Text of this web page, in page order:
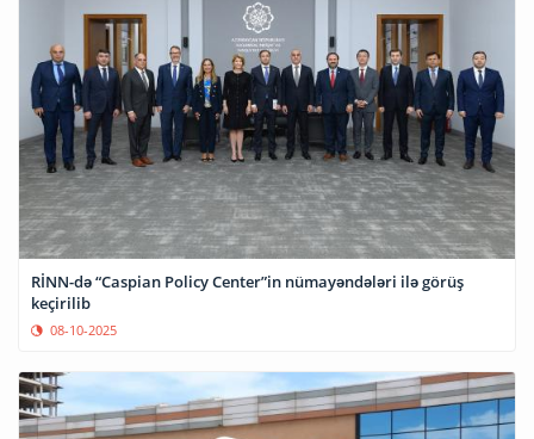
RİNN-də “Caspian Policy Center”in nümayəndələri ilə görüş
keçirilib
08-10-2025